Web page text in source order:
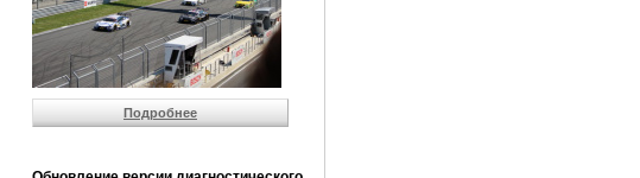
Подробнее